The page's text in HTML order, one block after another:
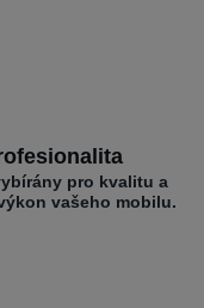
pro kvalitu a
vašeho mobilu.